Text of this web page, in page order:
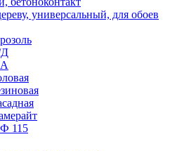
универсальный, для обоев
Д
115